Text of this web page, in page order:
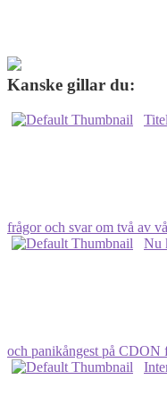
Kanske gillar du:
frågor och svar om två av
Nu
och panikångest på CDON